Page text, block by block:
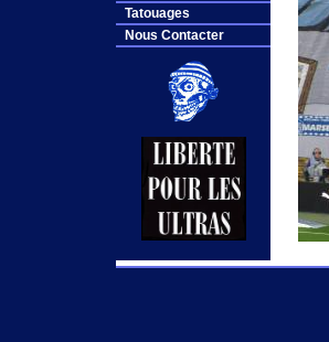
Tatouages
Nous Contacter